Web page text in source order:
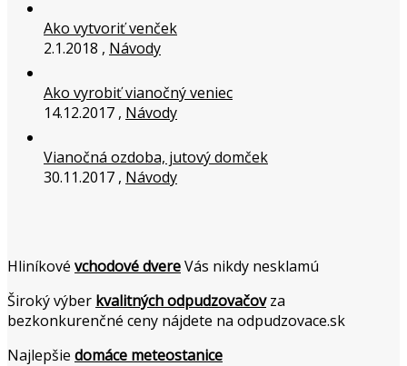
Ako vytvoriť venček
2.1.2018 , Návody
Ako vyrobiť vianočný veniec
14.12.2017 , Návody
Vianočná ozdoba, jutový domček
30.11.2017 , Návody
Hliníkové vchodové dvereVás nikdy nesklamú
Široký výber kvalitných odpudzovačovza
bezkonkurenčné ceny nájdete na odpudzovace.sk
Najlepšie domáce meteostanice